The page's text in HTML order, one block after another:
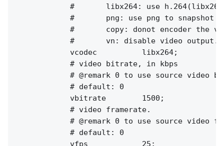
#       libx264: use
#       png: use png to snapshot
#       copy: donot encoder the
            #       vn: disable video output.
            vcodec          libx264;
            # video bitrate, in kbps
# @remark 0 to use source video
            # default: 0
            vbitrate        1500;
            # video framerate.
# @remark 0 to use source video
            # default: 0
            vfps            25;